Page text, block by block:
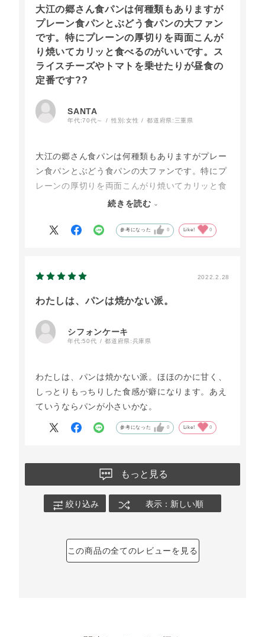
大江の郷さん食パンは何種類もありますが
プレーン食パンとぶどう食パンの大ファン
です。特にプレーンの厚切りを両面こんが
り焼いてカリッと食べるのがいいです。ス
ライスチーズやトマトを乗せたりが昼食の
定番です??
SANTA
年代:70代～ 性別:女性 都道府県: 三重県
大江の郷さん食パンは何種類もありますがプレー
ン食パンとぶどう食パンの大ファンです。特にプ
レーンの厚切りを両面こんがり焼いてカリッと食
べるのがいいです。スライスチーズやトマトを乗
プレーン食パンの両面にオリーブオイルを垂らし
続きを読む
参考になった 0 Like! 0
2022.2.28
わたしは、パンは焼かない派。
シフォンケーキ
年代:50代 都道府県:兵庫県
わたしは、パンは焼かない派。ほほのかに甘く、
しっとりもっちりした食感が癖になります。あえ
ていうならパンが小さいかな。
参考になった 0 Like! 0
もっと見る
絞り込み 表示：新しい順
この商品の全てのレビューを見る